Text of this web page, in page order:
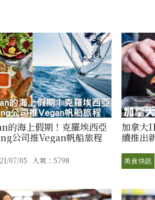
的海上假期！克羅埃西亞
公司推Vegan帆船旅程
07/05 人氣：5798
加拿大
續推出
美食快訊